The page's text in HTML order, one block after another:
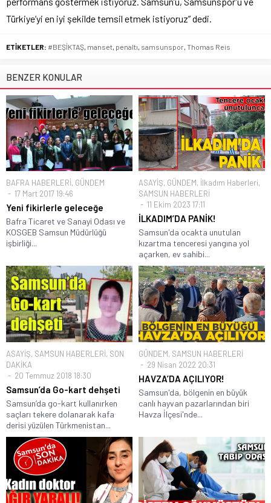
Türkiye’yi en iyi şekilde temsil etmek istiyoruz” dedi.
ETİKETLER: #BEŞİKTAŞ, manset, penaltı, samsunspor, Thomas Reis
BENZER KONULAR
BAFRA HABERLERİ, GÜNDEM
17 Mart 2017 19:46
Yeni fikirlerle geleceğe
Bafra Ticaret ve Sanayi Odası ve
KOSGEB Samsun Müdürlüğü
işbirliği...
ASAYİŞ, GÜNDEM, İlkadım Haberleri,
SAMSUN HABERLERİ
11 Ekim 2023 17:11
İLKADIM’DA PANİK!
Samsun'da ocakta unutulan
kızartma tenceresi yangına yol
açarken, ev sahibi...
ASAYİŞ, SAMSUN HABERLERİ, SON
DAKİKA
20 Temmuz 2018 18:30
Samsun’da Go-kart dehşeti
Samsun’da go-kart kullanırken
saçları tekere dolanarak kafa
derisi yüzülen Türkmenistan...
GÜNDEM, SAMSUN HABERLERİ
29 Nisan 2022 20:31
HAVZA’DA AÇILIYOR!
Samsun'da, bölgenin en büyük
canlı hayvan pazarlarından biri
Havza İlçesi'nde...